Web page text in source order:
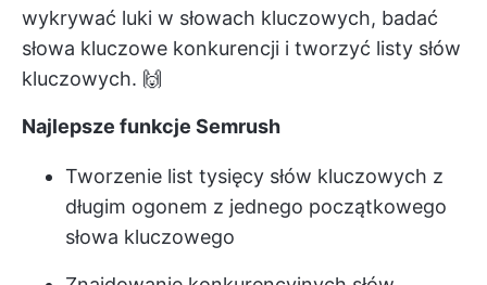
wykrywać luki w słowach kluczowych, badać
słowa kluczowe konkurencji i tworzyć listy słów
kluczowych. 🙌
Najlepsze funkcje Semrush
Tworzenie list tysięcy słów kluczowych z
długim ogonem z jednego początkowego
słowa kluczowego